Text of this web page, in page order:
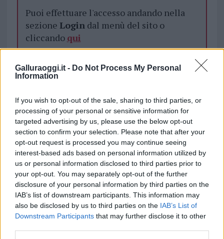
Galluraoggi.it - Do Not Process My Personal
Information
If you wish to opt-out of the sale, sharing to third parties, or
processing of your personal or sensitive information for
targeted advertising by us, please use the below opt-out
section to confirm your selection. Please note that after your
opt-out request is processed you may continue seeing
interest-based ads based on personal information utilized by
us or personal information disclosed to third parties prior to
your opt-out. You may separately opt-out of the further
disclosure of your personal information by third parties on the
IAB’s list of downstream participants. This information may
also be disclosed by us to third parties on the IAB’s List of
Downstream Participants that may further disclose it to other
Puoi effettuare l'accesso andando nella
sezione Logindal menù del sito o
cliccando qui
TEMI: Carabinieri Tempio
Mostra Carabinieri
Inviaci le tue segnalazioni,
i tuoi video e le tue foto
Su WhatsApp al numero +39
345 356 7512
Notizie in tempo reale?
Entra nel canale telegram di